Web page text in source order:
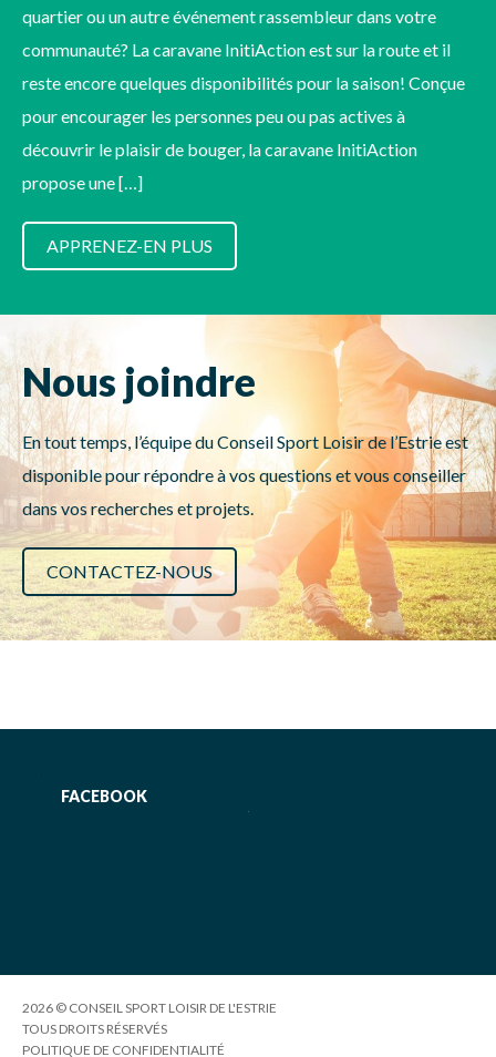
quartier ou un autre événement rassembleur dans votre
communauté? La caravane InitiAction est sur la route et il
reste encore quelques disponibilités pour la saison! Conçue
pour encourager les personnes peu ou pas actives à
découvrir le plaisir de bouger, la caravane InitiAction
propose une […]
APPRENEZ-EN PLUS
Nous joindre
En tout temps, l’équipe du Conseil Sport Loisir de l’Estrie est
disponible pour répondre à vos questions et vous conseiller
dans vos recherches et projets.
CONTACTEZ-NOUS
FACEBOOK
2026 © CONSEIL SPORT LOISIR DE L'ESTRIE
TOUS DROITS RÉSERVÉS
POLITIQUE DE CONFIDENTIALITÉ